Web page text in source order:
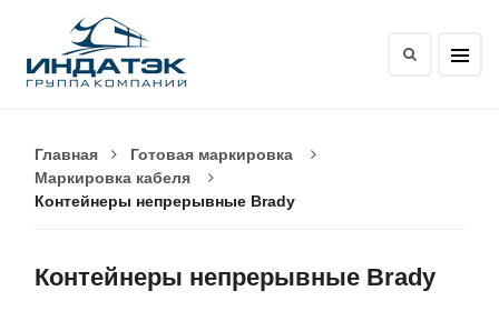
Главная
Готовая маркировка
Маркировка кабеля
Контейнеры непрерывные Brady
Контейнеры непрерывные Brady